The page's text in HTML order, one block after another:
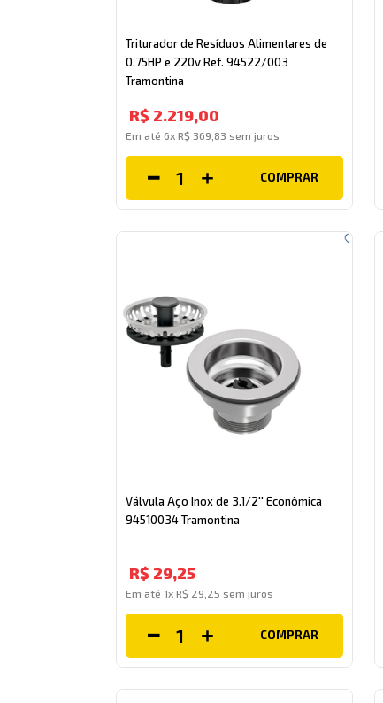
Triturador de Resíduos Alimentares de
0,75HP e 220v Ref. 94522/003
Tramontina
R$ 2.219,00
Em até6xR$ 369 83 sem juros
COMPRAR
Válvula Aço Inox de 3.1/2'' Econômica
94510034 Tramontina
R$ 29,25
Em até 1xR$ 29 25 sem juros
COMPRAR